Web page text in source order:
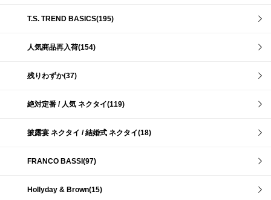
T.S. TREND BASICS(195)
人気商品再入荷(154)
残りわずか(37)
絶対定番 / 人気 ネクタイ(119)
披露宴 ネクタイ / 結婚式 ネクタイ(18)
FRANCO BASSI(97)
Hollyday & Brown(15)